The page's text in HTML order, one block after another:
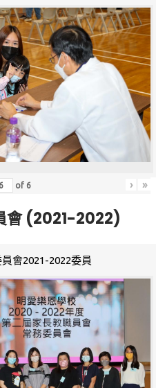
of 6 › »
會 (2021-2022)
會2021-2022委員